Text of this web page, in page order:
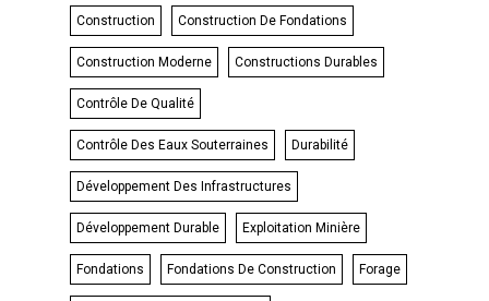
Construction Construction De Fondations
Construction Moderne Constructions Durables
Contrôle De Qualité
Contrôle Des Eaux Souterraines Durabilité
Développement Des Infrastructures
Développement Durable Exploitation Minière
Fondations Fondations De Construction Forage